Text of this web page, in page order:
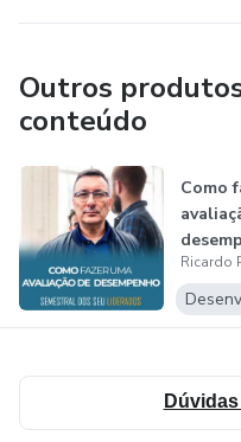
Outros
conteúdo
Como
Ricardo